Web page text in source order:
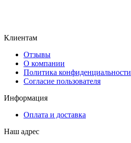
Клиентам
Отзывы
О компании
Политика конфиденциальности
Согласие пользователя
Информация
Оплата и доставка
Наш адрес